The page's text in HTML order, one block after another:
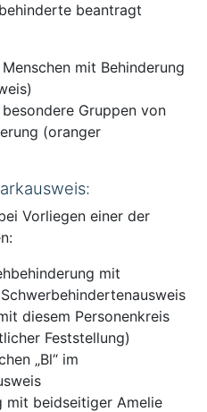
beantragt
mit Behinderung
Gruppen von
(oranger
Vorliegen einer der
mit
diesem Personenkreis
Feststellung)
„Bl“ im
mit beidseitiger Amelie